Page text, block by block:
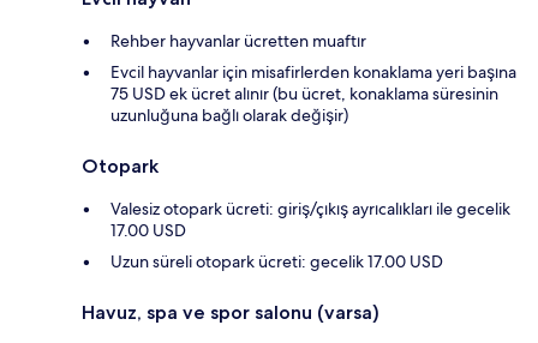
Rehber hayvanlar ücretten muaftır
Evcil hayvanlar için misafirlerden konaklama yeri başına
75 USD ek ücret alınır (bu ücret, konaklama süresinin
uzunluğuna bağlı olarak değişir)
Otopark
Valesiz otopark ücreti: giriş/çıkış ayrıcalıkları ile gecelik
17.00 USD
Uzun süreli otopark ücreti: gecelik 17.00 USD
Havuz, spa ve spor salonu (varsa)